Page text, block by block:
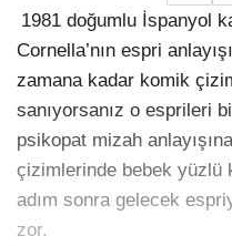
1981 doğumlu İspanyol
Cornella’nın espri
zamana kadar komik
sanıyorsanız o esprileri
psikopat mizah
çizimlerinde bebek yüzlü
adım sonra gelecek
zor.